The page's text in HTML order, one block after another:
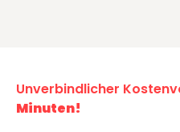
Unverbindlicher
Minuten!